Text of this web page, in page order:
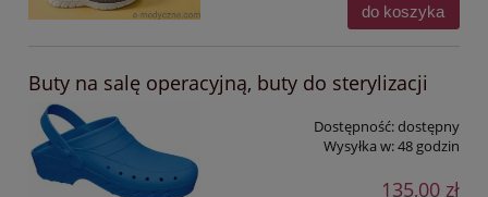
do koszyka
Buty na salę operacyjną, buty do sterylizacji
Dostępność:dostępny
Wysyłka w:48 godzin
135,00 zł